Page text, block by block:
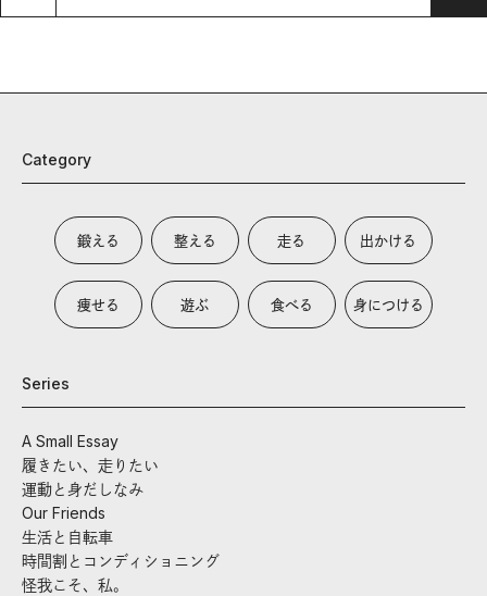
Category
鍛える 整える 走る 出かける
痩せる 遊ぶ 食べる 身につける
Series
A Small Essay
履きたい、走りたい
運動と身だしなみ
Our Friends
生活と自転車
時間割とコンディショニング
怪我こそ、私。